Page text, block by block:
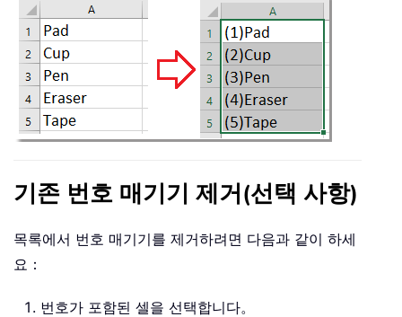
기존 번호 매기기 제거(선택 사항)
목록에서 번호 매기기를 제거하려면 다음과 같이 하세
요：
번호가 포함된 셀을 선택합니다。